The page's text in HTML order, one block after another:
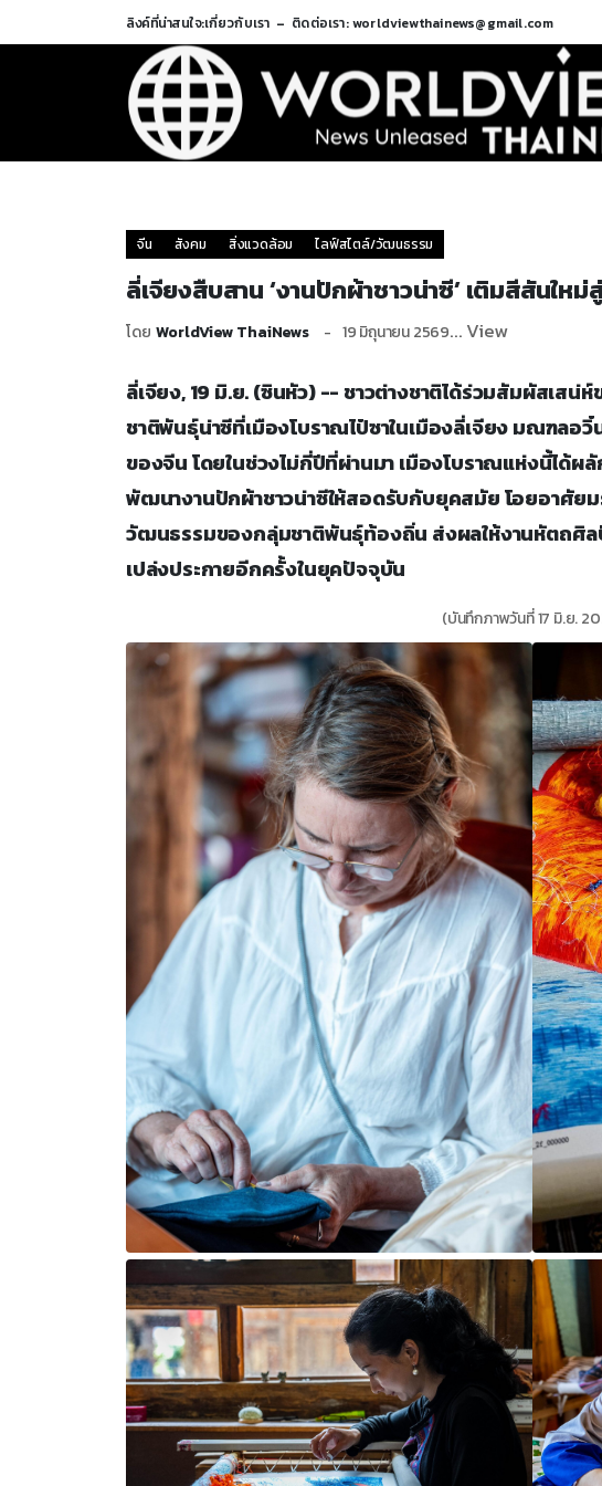
ลิงค์ที่น่าสนใจ:เกี่ยวกับเรา ติดต่อเรา: worldviewthainews@gmail.com
จีน สังคม สิ่งแวดล้อม ไลฟ์สไตล์/วัฒนธรรม
ลี่เจียงสืบสาน ‘งานปักผ้าชาวน่าซี’ เติมสีสันให
โดย WorldView ThaiNews 19 มิถุนายน 2569... View
ลี่เจียง, 19 มิ.ย. (ซินหัว) -- ชาวต่างชาติได้ร่วมสัมผัสเส
ชาติพันธุ์น่าซีที่เมืองโบราณไป๋ซาในเมืองลี่เจียง มณฑลอ
ของจีน โดยในช่วงไม่กี่ปีที่ผ่านมา เมืองโบราณแห่งนี้ได้ผ
พัฒนางานปักผ้าชาวน่าซีให้สอดรับกับยุคสมัย โอยอาศัย
วัฒนธรรมของกลุ่มชาติพันธุ์ท้องถิ่น ส่งผลให้งานหัตถศิล
เปล่งประกายอีกครั้งในยุคปัจจุบัน
(บันทึกภาพวันที่ 17 มิ.ย.